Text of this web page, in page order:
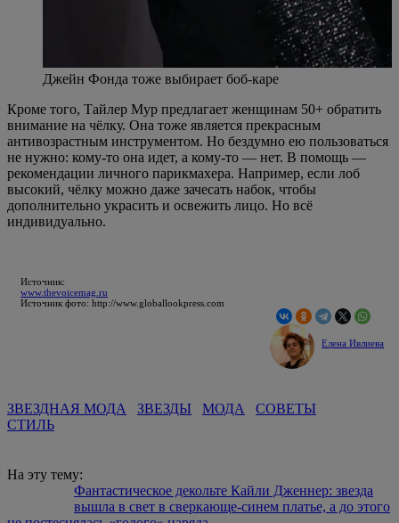
Джейн Фонда тоже выбирает боб-каре
Кроме того, Тайлер Мур предлагает женщинам 50+ обратить
внимание на чёлку. Она тоже является прекрасным
антивозрастным инструментом. Но бездумно ею пользоваться
не нужно: кому-то она идет, а кому-то — нет. В помощь —
рекомендации личного парикмахера. Например, если лоб
высокий, чёлку можно даже зачесать набок, чтобы
дополнительно украсить и освежить лицо. Но всё
индивидуально.
Источник:
www.thevoicemag.ru
Источник фото: http://www.globallookpress.com
Елена Ивлиева
ЗВЕЗДНАЯ МОДА ЗВЕЗДЫ МОДА
СОВЕТЫ
СТИЛЬ
На эту тему:
Фантастическое декольте Кайли Дженнер: звезда
вышла в свет в сверкающе-синем платье, а до этого